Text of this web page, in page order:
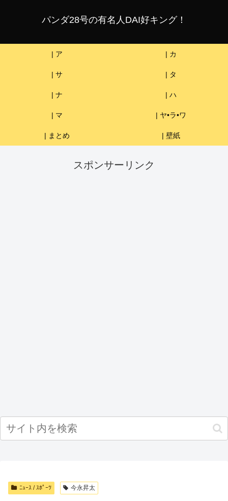
パンダ28号の有名人DAI好キング！
| ア | カ
| サ | タ
| ナ | ハ
| マ | ヤ•ラ•ワ
| まとめ | 壁紙
スポンサーリンク
ﾆｭｰｽ / ｽﾎﾟｰﾂ 今永昇太